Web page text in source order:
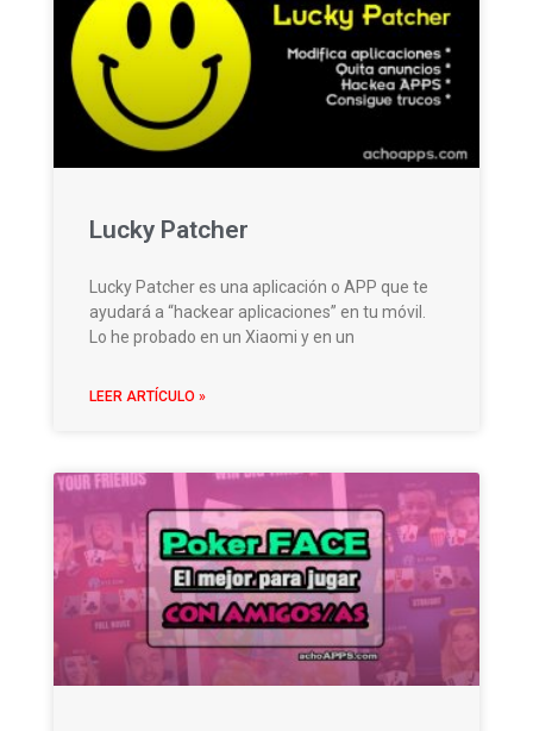
Lucky Patcher
Lucky Patcher es una aplicación o APP que te
ayudará a “hackear aplicaciones” en tu móvil.
Lo he probado en un Xiaomi y en un
LEER ARTÍCULO »